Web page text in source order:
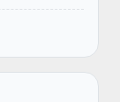
Qoʻriqlash